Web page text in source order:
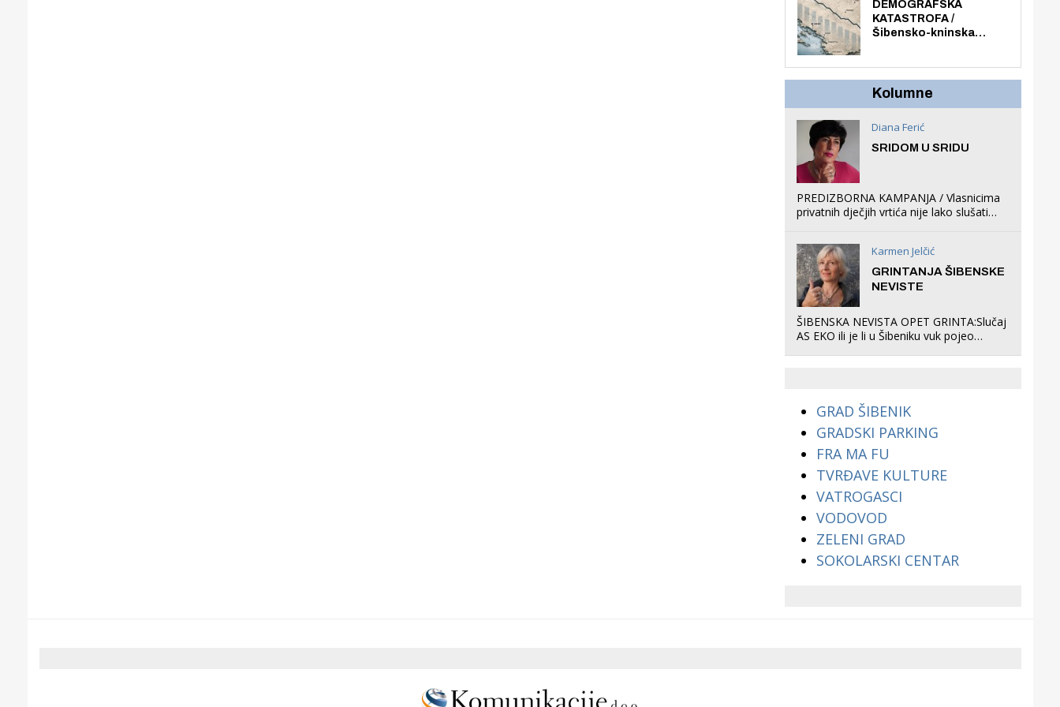
organizirao dječje
ljetno kino.
DEMOGRAFSKA
KATASTROFA /
Šibensko-kninska
1758, Skradin 625,
Kolumne
Diana Ferić
SRIDOM U SRIDU
PREDIZBORNA KAMPANJA / Vlasnicima
privatnih dječjih vrtića nije lako slušati
što oni rade u Šibeniku ne postoji
Karmen Jelčić
GRINTANJA ŠIBENSKE
NEVISTE
ŠIBENSKA NEVISTA OPET GRINTA:Slučaj
AS EKO ili je li u Šibeniku vuk pojeo
GRAD ŠIBENIK
GRADSKI PARKING
FRA MA FU
TVRĐAVE KULTURE
VATROGASCI
VODOVOD
ZELENI GRAD
SOKOLARSKI CENTAR